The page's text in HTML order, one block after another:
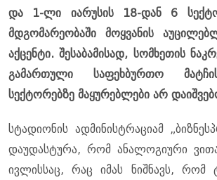
და 1-ლი იარუსის 18-დან 6
მდგომარეობაში მოყვანის
აქცენტი. შესაბამისად, სომხეთის
გამართული საფეხბურთო
სექტორებზე მაყურებლები არ
სტადიონის ადმინისტრაციამ
დაუდასტურა, რომ ანალოგიური
ივლისსაც, რაც იმას ნიშნავს, რომ